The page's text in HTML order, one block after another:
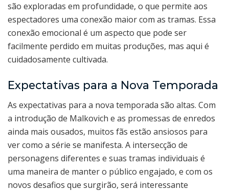
são exploradas em profundidade, o que permite aos
espectadores uma conexão maior com as tramas. Essa
conexão emocional é um aspecto que pode ser
facilmente perdido em muitas produções, mas aqui é
cuidadosamente cultivada.
Expectativas para a Nova Temporada
As expectativas para a nova temporada são altas. Com
a introdução de Malkovich e as promessas de enredos
ainda mais ousados, muitos fãs estão ansiosos para
ver como a série se manifesta. A intersecção de
personagens diferentes e suas tramas individuais é
uma maneira de manter o público engajado, e com os
novos desafios que surgirão, será interessante